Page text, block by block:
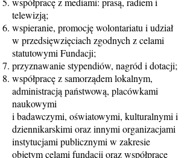
telewizją;
wspieranie, promocję wolontariatu i udział
w przedsięwzięciach zgodnych z celami
statutowymi Fundacji;
przyznawanie stypendiów, nagród i dotacji;
współpracę z samorządem lokalnym,
administracją państwową, placówkami
naukowymi
i badawczymi, oświatowymi, kulturalnymi i
dziennikarskimi oraz innymi organizacjami
instytucjami publicznymi w zakresie
objętym celami fundacji oraz współpracę